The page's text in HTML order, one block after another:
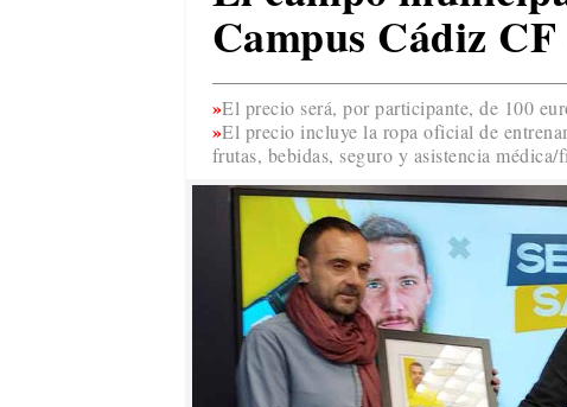
Campus Cádiz
El precio será, por participante, de 100
El precio incluye la ropa oficial de
frutas, bebidas, seguro y asistencia médica/